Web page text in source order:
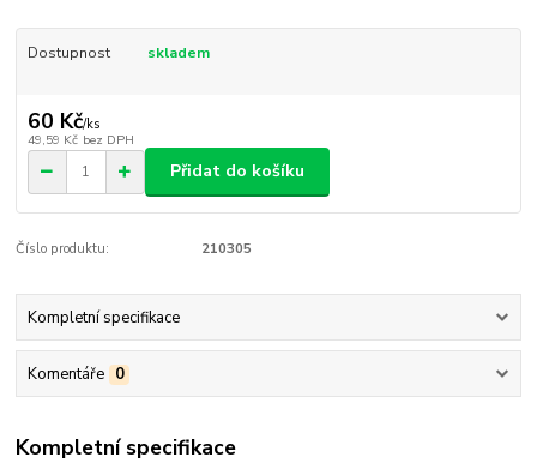
Dostupnost skladem
60 Kč/ks
49,59 Kč bez DPH
Přidat do košíku
Číslo produktu: 210305
Kompletní specifikace
Komentáře 0
Kompletní specifikace